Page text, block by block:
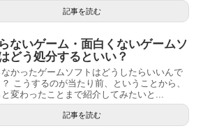
記事を読む
ないゲーム・面白くないゲームソ
どう処分するといい？
かったゲームソフトはどうしたらいいんで
？ こうするのが当たり前、ということから、
変わったことまで紹介してみたいと...
記事を読む